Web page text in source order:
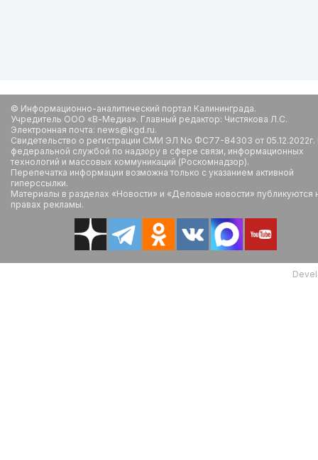
© Информационно-аналитический портал Калининграда.
Учредитель ООО «В-Медиа». Главный редактор: Чистякова Л.С.
Электронная почта: news@kgd.ru.
Свидетельство о регистрации СМИ ЭЛ No ФС77-84303 от
федеральной службой по надзору в сфере связи, информационных
технологий и массовых коммуникаций (Роскомнадзор).
Перепечатка информации возможна только с указанием активной
гиперссылки.
Материалы в разделах «Новости» и «Деловые новости» публикуются
правах рекламы.